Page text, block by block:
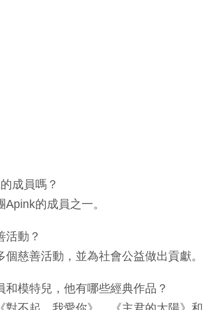
成員嗎？
的成員之一。
活動？
慈善活動，並為社會公益做出貢獻。
模特兒，他有哪些經典作品？